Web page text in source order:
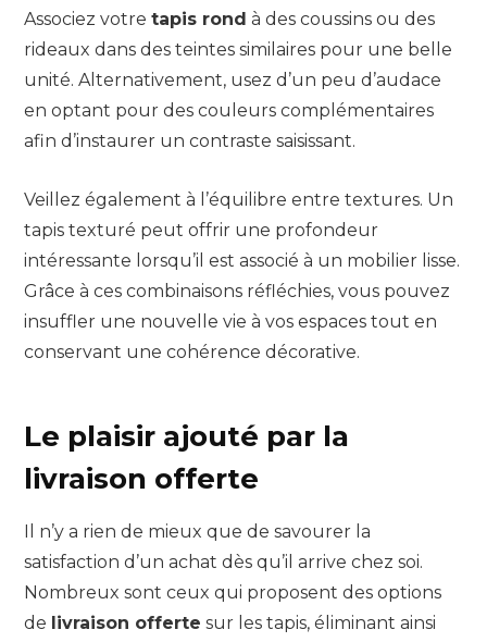
Associez votre tapis rond à des coussins ou des
rideaux dans des teintes similaires pour une belle
unité. Alternativement, usez d’un peu d’audace
en optant pour des couleurs complémentaires
afin d’instaurer un contraste saisissant.
Veillez également à l’équilibre entre textures. Un
tapis texturé peut offrir une profondeur
intéressante lorsqu’il est associé à un mobilier lisse.
Grâce à ces combinaisons réfléchies, vous pouvez
insuffler une nouvelle vie à vos espaces tout en
conservant une cohérence décorative.
Le plaisir ajouté par la
livraison offerte
Il n’y a rien de mieux que de savourer la
satisfaction d’un achat dès qu’il arrive chez soi.
Nombreux sont ceux qui proposent des options
de livraison offerte sur les tapis, éliminant ainsi